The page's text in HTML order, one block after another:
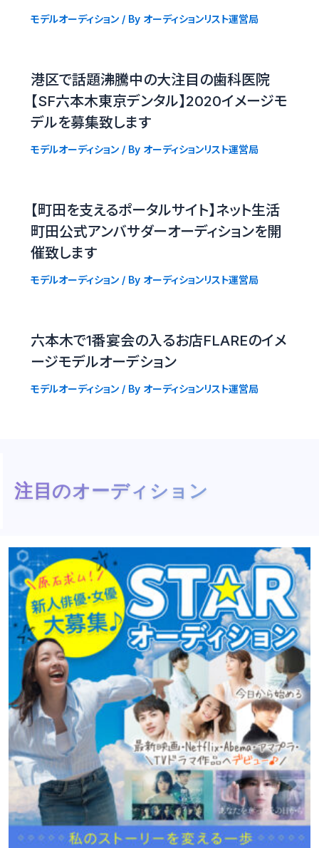
モデルオーディション/ By オーディションリスト運営局
港区で話題沸騰中の大注目の歯科医院
【SF六本木東京デンタル】2020イメージモ
デルを募集致します
モデルオーディション/ By オーディションリスト運営局
【町田を支えるポータルサイト】ネット生活
町田公式アンバサダーオーディションを開
催致します
モデルオーディション/ By オーディションリスト運営局
六本木で1番宴会の入るお店FLAREのイメ
ージモデルオーデション
モデルオーディション/ By オーディションリスト運営局
注目のオーディション